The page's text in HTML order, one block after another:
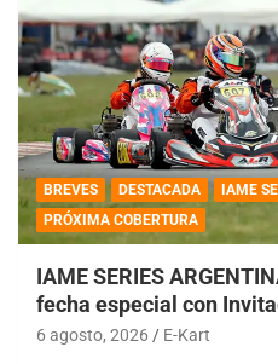
BREVES DESTACADA
IAME
PRÓXIMA COBERTURA
IAME SERIES
fecha especial con
6 agosto, 2026 E-Kart